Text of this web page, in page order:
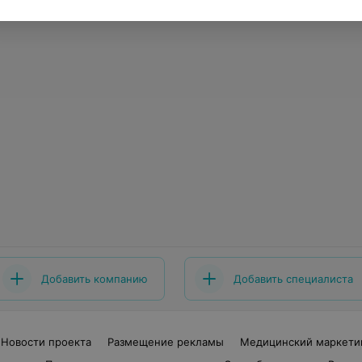
Добавить компанию Добавить специалиста
Новости проекта Размещение рекламы
Медицинский